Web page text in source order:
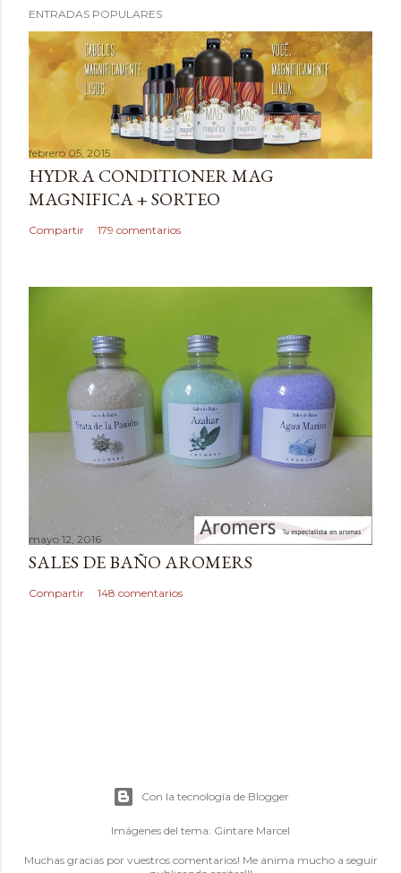
ENTRADAS POPULARES
febrero 05, 2015
HYDRA CONDITIONER MAG
MAGNIFICA + SORTEO
Compartir 179 comentarios
mayo 12, 2016
SALES DE BAÑO AROMERS
Compartir 148 comentarios
Con la tecnología de Blogger
Imágenes del tema: Gintare Marcel
Muchas gracias por vuestros comentarios! Me anima mucho a seguir